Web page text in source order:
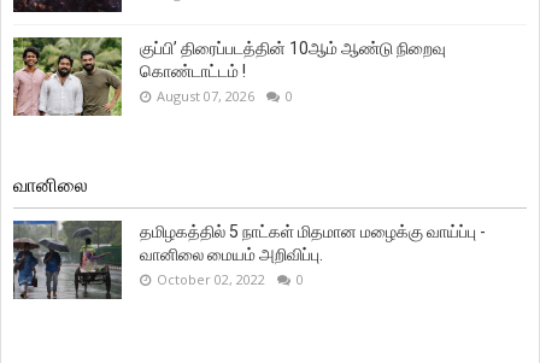
குப்பி’ திரைப்படத்தின் 10ஆம் ஆண்டு நிறைவு
கொண்டாட்டம் !
August 07, 2026 0
வானிலை
தமிழகத்தில் 5 நாட்கள் மிதமான மழைக்கு வாய்ப்பு -
வானிலை மையம் அறிவிப்பு.
October 02, 2022 0